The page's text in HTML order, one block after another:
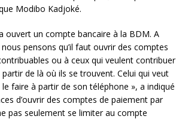
Modibo Kadjoké.
ouvert un compte bancaire à la BDM. A
pensons qu’il faut ouvrir des comptes
ou à ceux qui veulent contribuer
de là où ils se trouvent. Celui qui veut
faire à partir de son téléphone », a indiqué
d’ouvrir des comptes de paiement par
pas seulement se limiter au compte